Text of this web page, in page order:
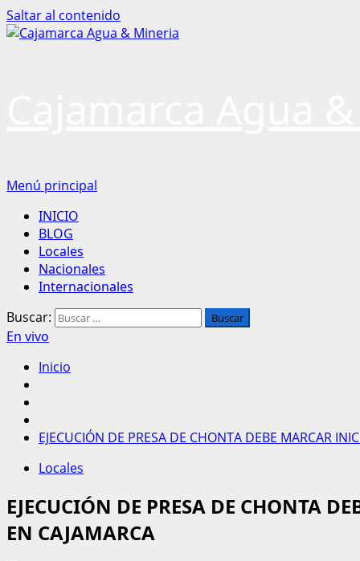
Saltar al contenido
Menú principal
INICIO
BLOG
Locales
Nacionales
Internacionales
Buscar:
En vivo
Inicio
EJECUCIÓN DE PRESA DE CHONTA DEBE MARCAR
Locales
EJECUCIÓN DE PRESA DE CHONTA
EN CAJAMARCA